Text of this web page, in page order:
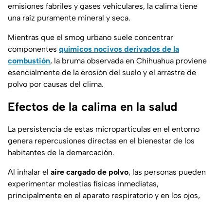
emisiones fabriles y gases vehiculares, la calima tiene
una raíz puramente mineral y seca.
Mientras que el smog urbano suele concentrar
componentes químicos nocivos derivados de la
combustión, la bruma observada en Chihuahua proviene
esencialmente de la erosión del suelo y el arrastre de
polvo por causas del clima.
Efectos de la calima en la salud
La persistencia de estas micropartículas en el entorno
genera repercusiones directas en el bienestar de los
habitantes de la demarcación.
Al inhalar el aire cargado de polvo, las personas pueden
experimentar molestias físicas inmediatas,
principalmente en el aparato respiratorio y en los ojos,